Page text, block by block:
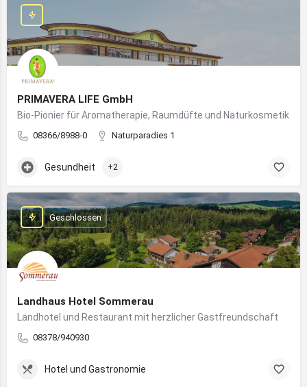
PRIMAVERA LIFE GmbH
Bio-Pionier für Aromatherapie, Raumdüfte und Naturkosmetik
08366/8988-0 Naturparadies 1
Gesundheit +2
Landhaus Hotel Sommerau
Landhotel und Restaurant mit herzlicher Gastfreundschaft
08378/940930
Geschlossen
Hotel und Gastronomie